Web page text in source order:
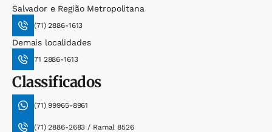
Salvador e Região Metropolitana
(71) 2886-1613
Demais localidades
71 2886-1613
Classificados
(71) 99965-8961
(71) 2886-2683 / Ramal 8526